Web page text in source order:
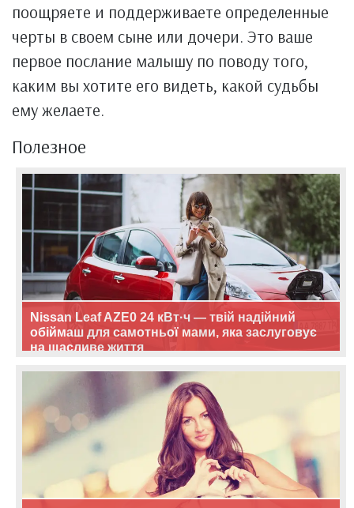
поощряете и поддерживаете определенные
черты в своем сыне или дочери. Это ваше
первое послание малышу по поводу того,
каким вы хотите его видеть, какой судьбы
ему желаете.
Полезное
Nissan Leaf AZE0 24 кВт·ч — твій надійний
обіймаш для самотньої мами, яка заслуговує
на щасливе життя